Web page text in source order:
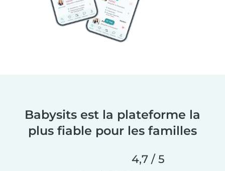
Babysits est la plateforme la
plus fiable pour les familles
4,7 / 5